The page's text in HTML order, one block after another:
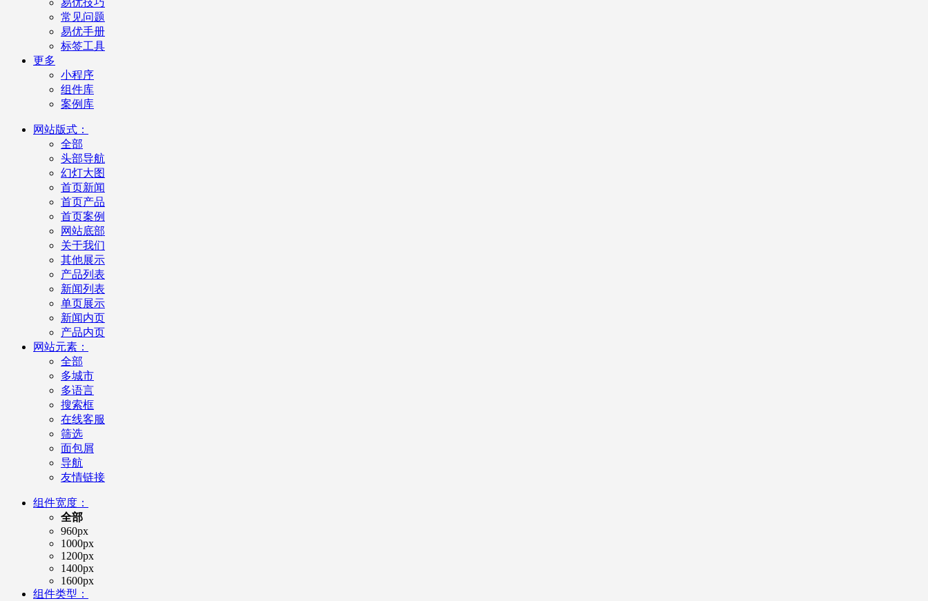
易优技巧
常见问题
易优手册
标签工具
更多
小程序
组件库
案例库
网站版式：
全部
头部导航
幻灯大图
首页新闻
首页产品
首页案例
网站底部
关于我们
其他展示
产品列表
新闻列表
单页展示
新闻内页
产品内页
网站元素：
全部
多城市
多语言
搜索框
在线客服
筛选
面包屑
导航
友情链接
组件宽度：
全部
960px
1000px
1200px
1400px
1600px
组件类型：